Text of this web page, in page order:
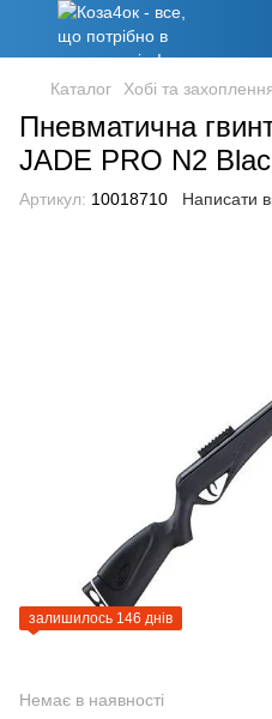
Каталог Хобі та
Пневматична
JADE PRO N2
Артикул: 10018710 Написати
залишилось 146 днів
Немає в наявності